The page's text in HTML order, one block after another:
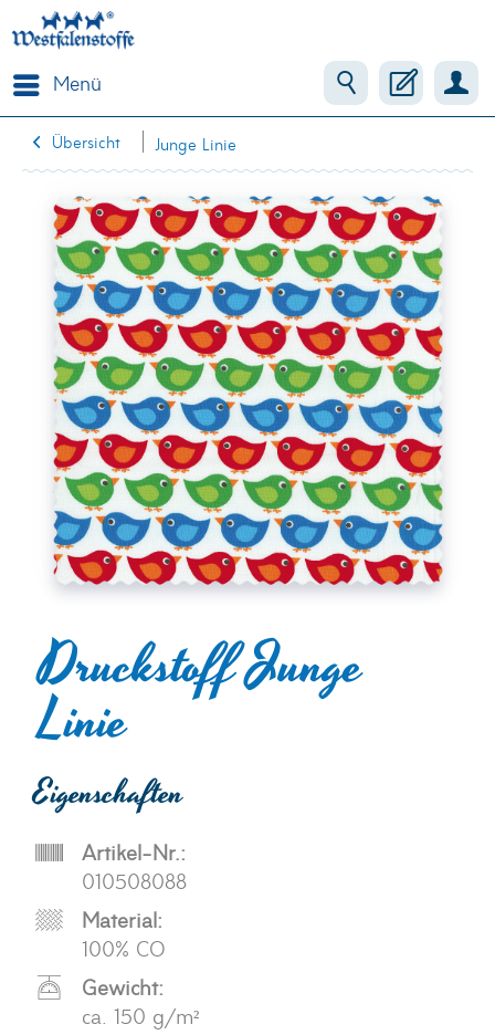
Menü
Übersicht Junge Linie
Druckstoff Junge
Linie
Eigenschaften
Artikel-Nr.:
010508088
Material:
100% CO
Gewicht:
ca. 150 g/m²